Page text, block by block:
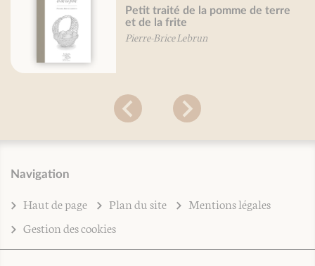
Petit traité de la pomme de terre
et de la frite
Pierre-Brice Lebrun
Navigation
Haut de page Plan du site
Mentions légales
Gestion des cookies